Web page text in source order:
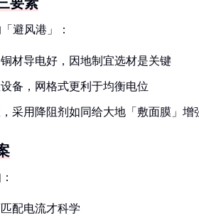
避风港」：
铜材导电好，因地制宜选材是关键
备，网格式更利于均衡电位
，采用降阻剂如同给大地「敷面膜」增
配电流才科学